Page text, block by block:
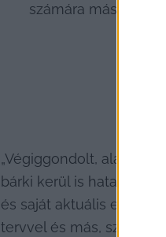
számára máshol
„Végiggondolt, alapos,
bárki kerül is
és saját aktuális
tervvel és más, szintén